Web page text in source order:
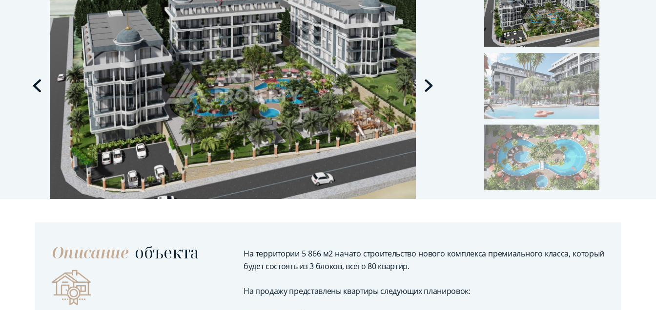
Описание объекта
На территории 5 866 м2 начато строительство нового комплекса премиального класса, который
будет состоять из 3 блоков, всего 80 квартир.
На продажу представлены квартиры следующих планировок: